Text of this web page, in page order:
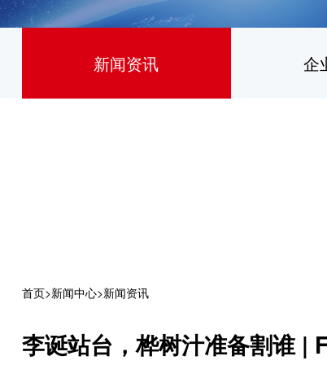
新闻资讯 企
首页>新闻中心>新闻资讯
李诞站台，桦树汁准备割谁